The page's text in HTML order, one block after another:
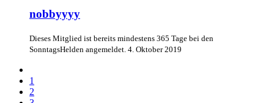
nobbyyyy
Dieses Mitglied ist bereits mindestens 365 Tage bei den
SonntagsHelden angemeldet. 4. Oktober 2019
1
2